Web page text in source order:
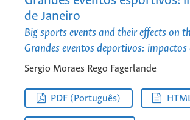
de Janeiro
Big sports events and their effects on
Grandes eventos deportivos:
Sergio Moraes Rego Fagerlande
PDF (Português)